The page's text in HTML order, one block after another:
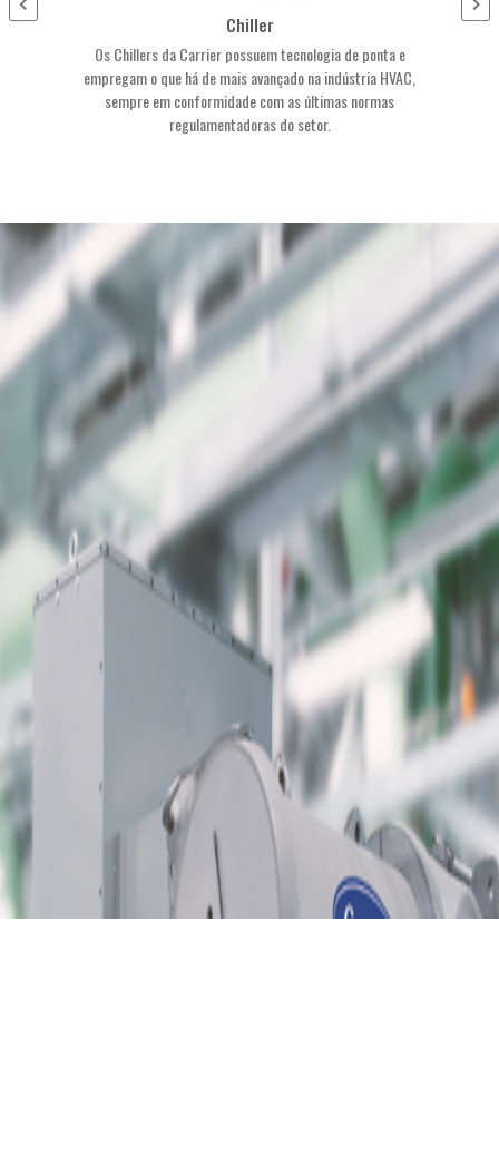
Chiller
Os Chillers da Carrier possuem tecnologia de ponta e
empregam o que há de mais avançado na indústria HVAC,
sempre em conformidade com as últimas normas
regulamentadoras do setor.